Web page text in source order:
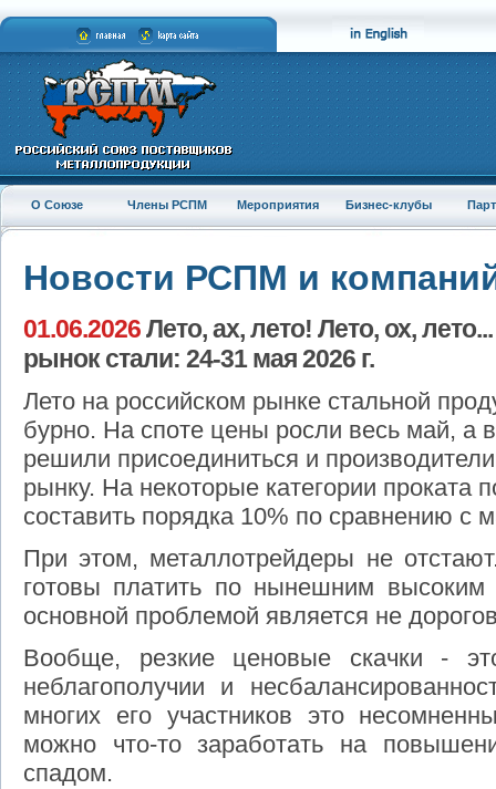
О Союзе Члены РСПМ Мероприятия Бизнес-клубы
Новости РСПМ и
01.06.2026Лето, ах, лето! Лето, ох,
рынок стали: 24-31 мая 2026 г.
Лето на российском рынке стальной
бурно. На споте цены росли весь май, а
решили присоединиться и
рынку. На некоторые категории проката
составить порядка 10% по сравнению с
При этом, металлотрейдеры не
готовы платить по нынешним
основной проблемой является не
Вообще, резкие ценовые скачки -
неблагополучии и
многих его участников это
можно что-то заработать на
спадом.